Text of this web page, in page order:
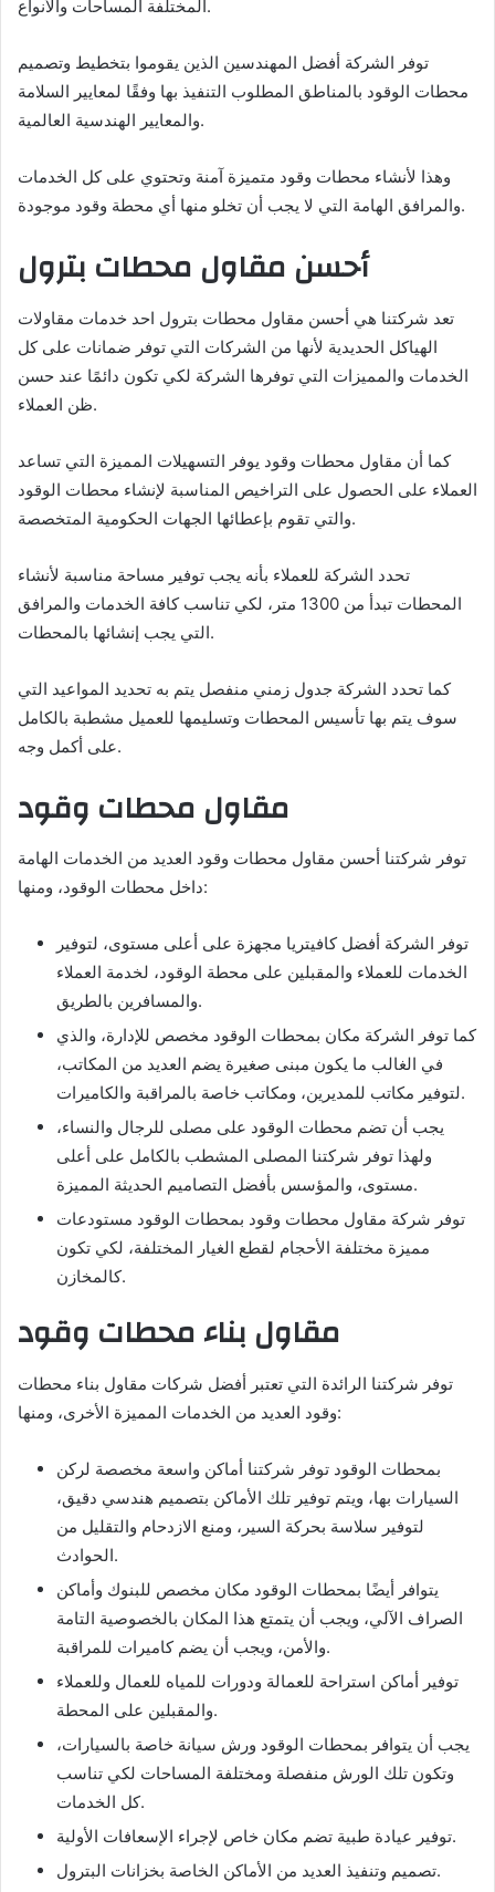
المختلفة المساحات والأنواع.
توفر الشركة أفضل المهندسين الذين يقوموا بتخطيط وتصميم
محطات الوقود بالمناطق المطلوب التنفيذ بها وفقًا لمعايير السلامة
والمعايير الهندسية العالمية.
وهذا لأنشاء محطات وقود متميزة آمنة وتحتوي على كل الخدمات
والمرافق الهامة التي لا يجب أن تخلو منها أي محطة وقود موجودة.
أحسن مقاول محطات بترول
تعد شركتنا هي أحسن مقاول محطات بترول احد خدمات مقاولات
الهياكل الحديدية لأنها من الشركات التي توفر ضمانات على كل
الخدمات والمميزات التي توفرها الشركة لكي تكون دائمًا عند حسن
ظن العملاء.
كما أن مقاول محطات وقود يوفر التسهيلات المميزة التي تساعد
العملاء على الحصول على التراخيص المناسبة لإنشاء محطات الوقود
والتي تقوم بإعطائها الجهات الحكومية المتخصصة.
تحدد الشركة للعملاء بأنه يجب توفير مساحة مناسبة لأنشاء
المحطات تبدأ من 1300 متر، لكي تناسب كافة الخدمات والمرافق
التي يجب إنشائها بالمحطات.
كما تحدد الشركة جدول زمني منفصل يتم به تحديد المواعيد التي
سوف يتم بها تأسيس المحطات وتسليمها للعميل مشطبة بالكامل
على أكمل وجه.
مقاول محطات وقود
توفر شركتنا أحسن مقاول محطات وقود العديد من الخدمات الهامة
داخل محطات الوقود، ومنها:
توفر الشركة أفضل كافيتريا مجهزة على أعلى مستوى، لتوفير
الخدمات للعملاء والمقبلين على محطة الوقود، لخدمة العملاء
والمسافرين بالطريق.
كما توفر الشركة مكان بمحطات الوقود مخصص للإدارة، والذي
في الغالب ما يكون مبنى صغيرة يضم العديد من المكاتب،
لتوفير مكاتب للمديرين، ومكاتب خاصة بالمراقبة والكاميرات.
يجب أن تضم محطات الوقود على مصلى للرجال والنساء،
ولهذا توفر شركتنا المصلى المشطب بالكامل على أعلى
مستوى، والمؤسس بأفضل التصاميم الحديثة المميزة.
توفر شركة مقاول محطات وقود بمحطات الوقود مستودعات
مميزة مختلفة الأحجام لقطع الغيار المختلفة، لكي تكون
كالمخازن.
مقاول بناء محطات وقود
توفر شركتنا الرائدة التي تعتبر أفضل شركات مقاول بناء محطات
وقود العديد من الخدمات المميزة الأخرى، ومنها:
بمحطات الوقود توفر شركتنا أماكن واسعة مخصصة لركن
السيارات بها، ويتم توفير تلك الأماكن بتصميم هندسي دقيق،
لتوفير سلاسة بحركة السير، ومنع الازدحام والتقليل من
الحوادث.
يتوافر أيضًا بمحطات الوقود مكان مخصص للبنوك وأماكن
الصراف الآلي، ويجب أن يتمتع هذا المكان بالخصوصية التامة
والأمن، ويجب أن يضم كاميرات للمراقبة.
توفير أماكن استراحة للعمالة ودورات للمياه للعمال وللعملاء
والمقبلين على المحطة.
يجب أن يتوافر بمحطات الوقود ورش سيانة خاصة بالسيارات،
وتكون تلك الورش منفصلة ومختلفة المساحات لكي تناسب
كل الخدمات.
توفير عيادة طبية تضم مكان خاص لإجراء الإسعافات الأولية.
تصميم وتنفيذ العديد من الأماكن الخاصة بخزانات البترول.